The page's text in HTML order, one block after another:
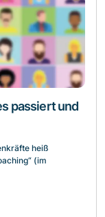
passiert und
heiß
(im